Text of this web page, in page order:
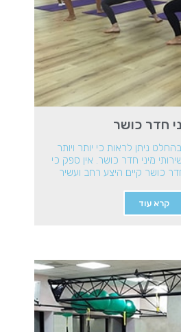
חדר כושר
ניתן לראות כי יותר ויותר
מיני חדר כושר. אין ספק כי
כושר קיים היצע רחב ועשיר
קרא עוד